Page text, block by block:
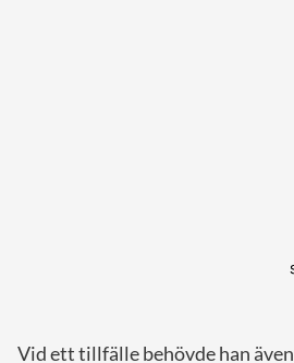
Vid ett tillfälle behövde han även